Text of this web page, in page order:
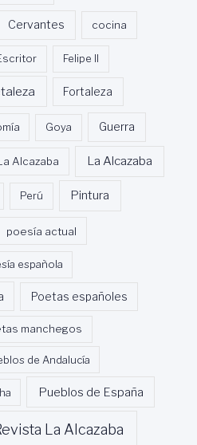
Cervantes cocina
Felipe II
Fortaleza
Goya Guerra
Alcazaba La Alcazaba
Perú Pintura
poesía actual
española
Poetas españoles
manchegos
de Andalucía
Pueblos de España
La Alcazaba